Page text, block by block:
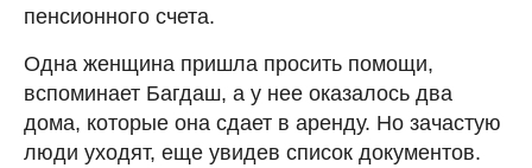
пенсионного счета.
Одна женщина пришла просить помощи,
вспоминает Багдаш, а у нее оказалось два
дома, которые она сдает в аренду. Но зачастую
люди уходят, еще увидев список документов.